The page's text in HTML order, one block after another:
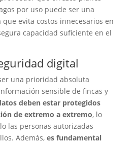
por uso puede ser una
que evita costos innecesarios en
capacidad suficiente en el
digital
una prioridad absoluta
sensible de fincas y
deben estar protegidos
de extremo a extremo, lo
las personas autorizadas
Además, es fundamental